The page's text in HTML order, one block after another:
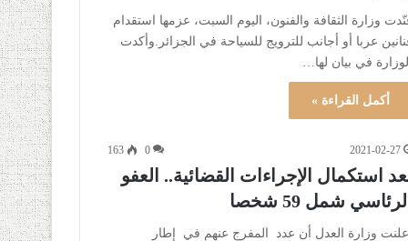
وزارة الثقافة والفنون، اليوم السبت، عزمها استقدام
عربا أو أجانب للترويج للسياحة في الجزائر.وأكدت
الوزارة في بيان لها…
أكمل القراءة »
2021-02-27
0
163
استكمال الإجراءات القضائية.. العفو
الرئاسي شمل 59 شخصا
‎أعلنت وزارة العدل أن عدد المفرج عنهم في إطار